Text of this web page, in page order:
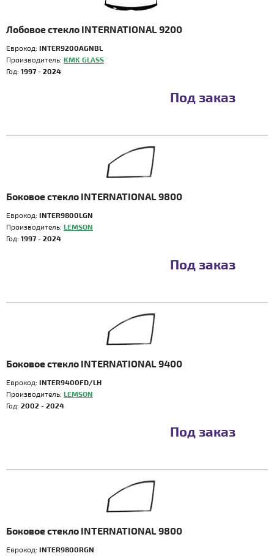
Лобовое стекло INTERNATIONAL 9200
Еврокод: INTER9200AGNBL
Производитель: KMK GLASS
Год: 1997 - 2024
Под заказ
Боковое стекло INTERNATIONAL 9800
Еврокод: INTER9800LGN
Производитель: LEMSON
Год: 1997 - 2024
Под заказ
Боковое стекло INTERNATIONAL 9400
Еврокод: INTER9400FD/LH
Производитель: LEMSON
Год: 2002 - 2024
Под заказ
Боковое стекло INTERNATIONAL 9800
Еврокод: INTER9800RGN